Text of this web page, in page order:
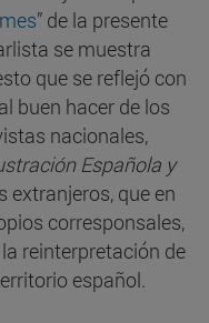
” de la presente
se muestra
que se reflejó con
buen hacer de los
nacionales,
Española y
extranjeros, que en
corresponsales,
reinterpretación de
español.